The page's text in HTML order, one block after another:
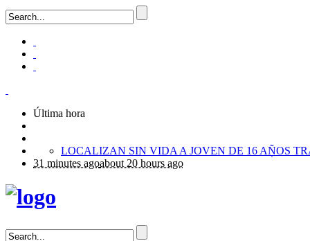
Última hora
31 minutes agoabout 20 hours ago